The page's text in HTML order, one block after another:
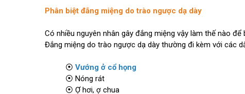
Phân biệt đắng miệng do trào ngược dạ dày
Có nhiều nguyên nhân gây đắng miệng vậy làm thế nào
Đắng miệng do trào ngược dạ dày thường đi kèm với các
⦿ Vướng ở cổ họng
⦿ Nóng rát
⦿ Ợ hơi, ợ chua